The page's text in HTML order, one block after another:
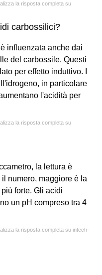
la risposta completa su
carbossilici?
influenzata anche dai
del carbossile. Questi
per effetto induttivo. I
in particolare
l'acidità per
la risposta completa su
la lettura è
numero, maggiore è la
forte. Gli acidi
un pH compreso tra 4
la risposta completa su intech-